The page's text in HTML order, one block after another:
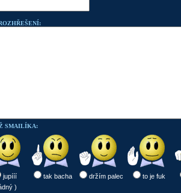
SMAILÍKA:
jupííí tak bacha držím palec
to je fuk
)